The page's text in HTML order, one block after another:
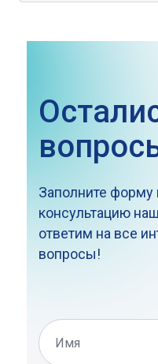
Заполните форму
консультацию
ответим на все
вопросы!